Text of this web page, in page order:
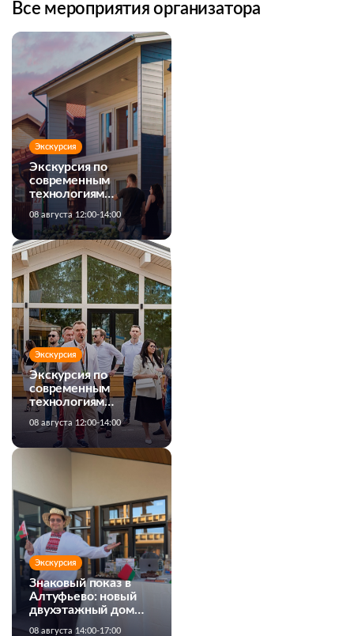
Все мероприятия организатора
Экскурсия
Экскурсия по
современным
технологиям
строительства
загородных домов
08 августа 12:00-14:00
Экскурсия
Экскурсия по
современным
технологиям
строительства
загородных домов
08 августа 12:00-14:00
Экскурсия
Знаковый показ в
Алтуфьево: новый
двухэтажный дом
MiTek от Белхаус
08 августа 14:00-17:00